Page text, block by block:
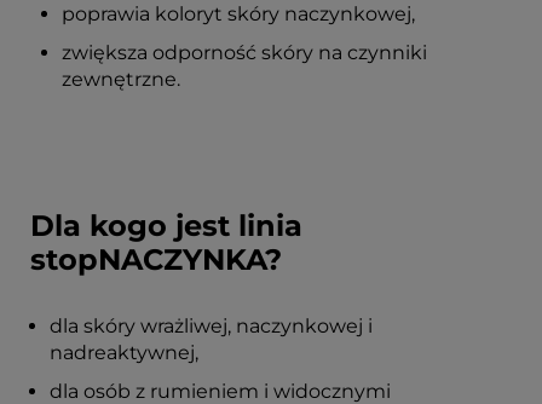
poprawia koloryt skóry naczynkowej,
zwiększa odporność skóry na czynniki
zewnętrzne.
Dla kogo jest linia
stopNACZYNKA?
dla skóry wrażliwej, naczynkowej i
nadreaktywnej,
dla osób z rumieniem i widocznymi